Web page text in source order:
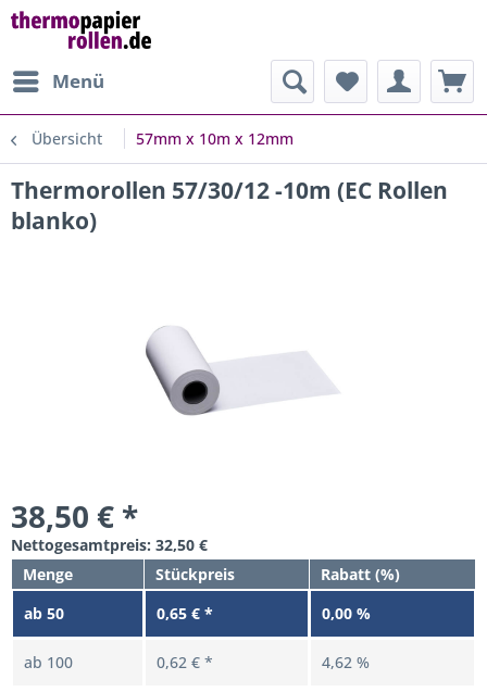
Menü
Übersicht 57mm x 10m x 12mm
Thermorollen 57/30/12 -10m (EC Rollen
blanko)
38,50 € *
Nettogesamtpreis: 32,50 €
Menge
Stückpreis
Rabatt (%)
ab 50 0,65 € * 0,00 %
ab 100 0,62 € * 4,62 %